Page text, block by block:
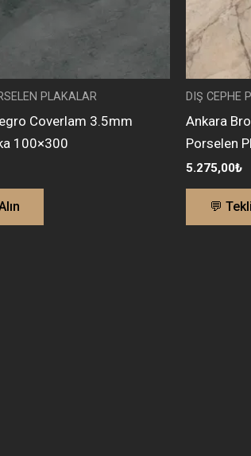
PLAKALAR
Coverlam 3.5mm
100×300
DIŞ CEPHE
Ankara
Porselen
5.275,00₺
💬